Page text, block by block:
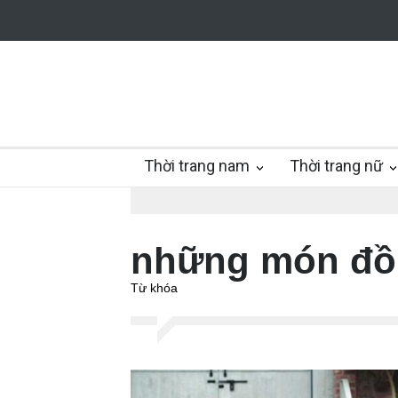
Thời trang nam Thời trang nữ
những món
Từ khóa